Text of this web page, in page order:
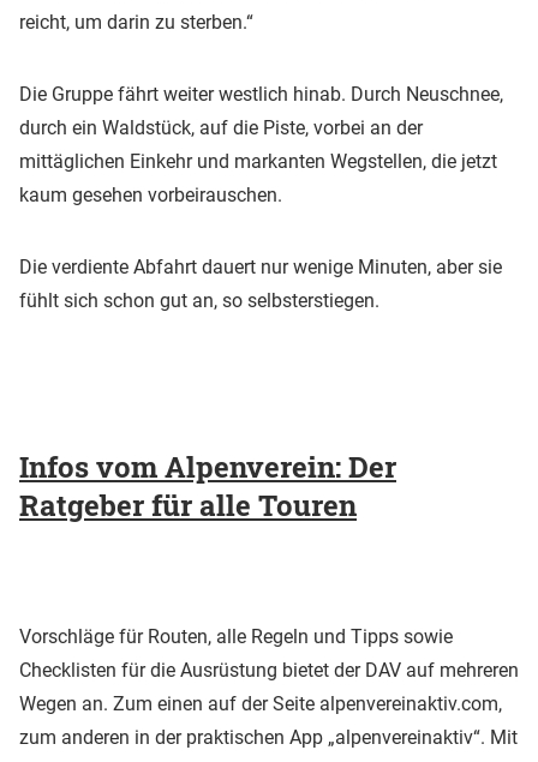
reicht, um darin zu sterben.“
Die Gruppe fährt weiter westlich hinab. Durch Neuschnee,
durch ein Waldstück, auf die Piste, vorbei an der
mittäglichen Einkehr und markanten Wegstellen, die jetzt
kaum gesehen vorbeirauschen.
Die verdiente Abfahrt dauert nur wenige Minuten, aber sie
fühlt sich schon gut an, so selbsterstiegen.
Infos vom Alpenverein: Der
Ratgeber für alle Touren
Vorschläge für Routen, alle Regeln und Tipps sowie
Checklisten für die Ausrüstung bietet der DAV auf mehreren
Wegen an. Zum einen auf der Seite alpenvereinaktiv.com,
zum anderen in der praktischen App „alpenvereinaktiv“. Mit